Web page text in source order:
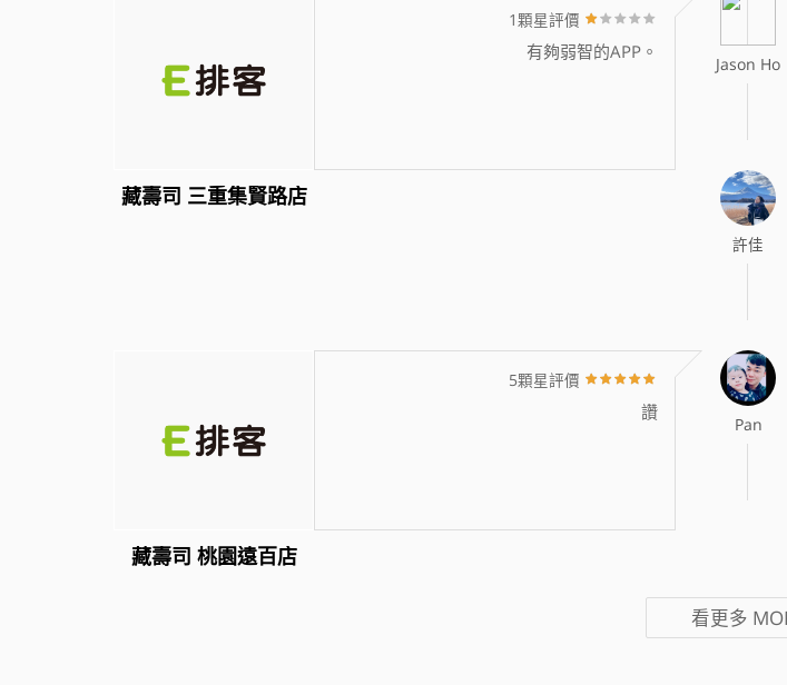
Jason Ho
1顆星評價
有夠弱智的APP。
藏壽司 三重集賢路店
許佳
Pan
5顆星評價
讚
藏壽司 桃園遠百店
看更多